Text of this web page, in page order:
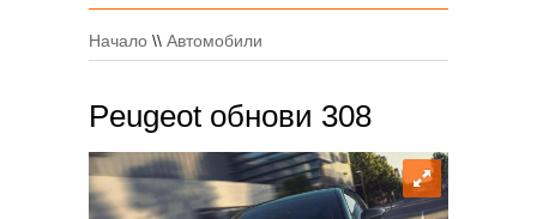
Начало \\ Автомобили
Peugeot обнови 308